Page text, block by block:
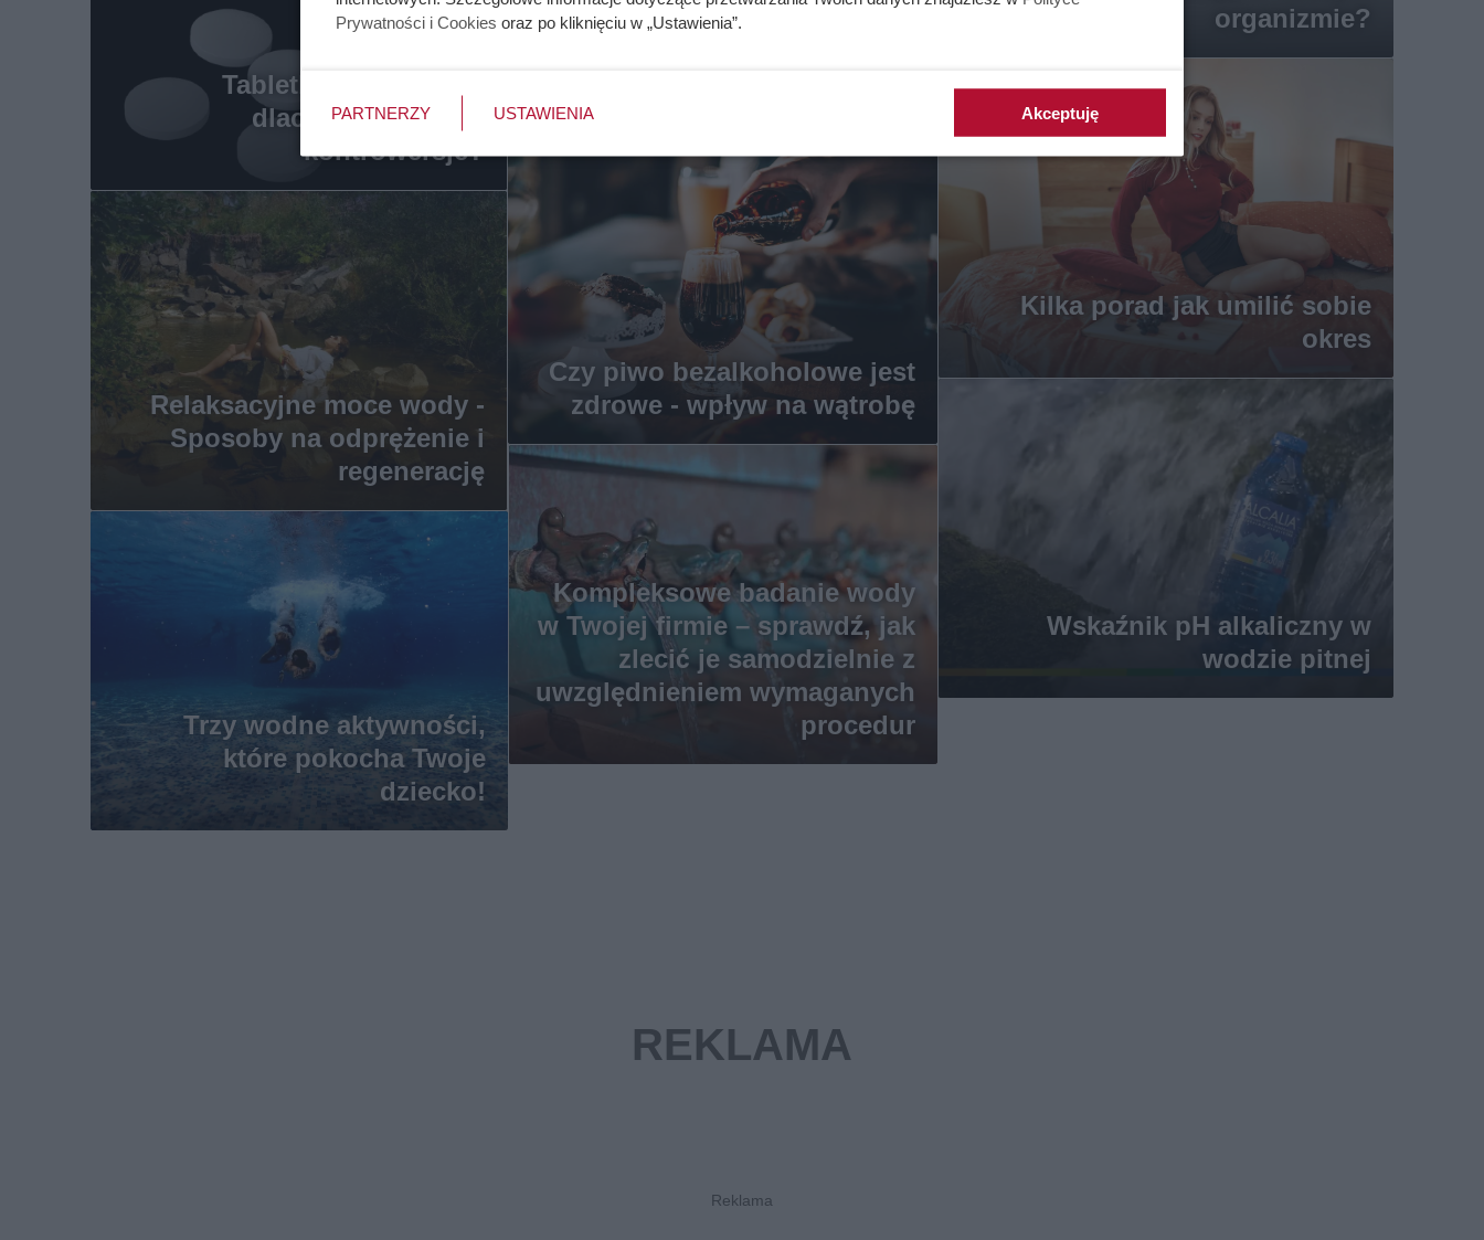
Tabletka “dzień po” -
dlaczego wzbudza
kontrowersje?
organizmie?
Relaksacyjne moce wody -
Sposoby na odprężenie i
regenerację
Czy piwo bezalkoholowe jest
zdrowe - wpływ na wątrobę
Kilka porad jak umilić sobie
okres
Trzy wodne aktywności,
które pokocha Twoje
dziecko!
Kompleksowe badanie wody
w Twojej firmie – sprawdź, jak
zlecić je samodzielnie z
uwzględnieniem wymaganych
procedur
Wskaźnik pH alkaliczny w
wodzie pitnej
Prywatności i Cookies oraz po kliknięciu w „Ustawienia”.
PARTNERZY USTAWIENIA Akceptuję